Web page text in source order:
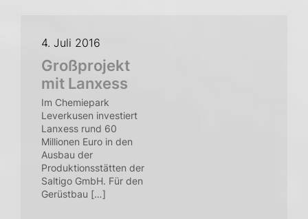
4. Juli 2016
Großprojekt
mit Lanxess
Im Chemiepark
Leverkusen investiert
Lanxess rund 60
Millionen Euro in den
Ausbau der
Produktionsstätten der
Saltigo GmbH. Für den
Gerüstbau […]